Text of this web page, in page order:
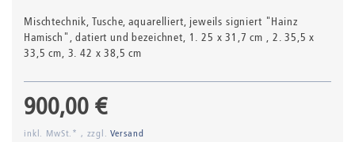
Mischtechnik, Tusche, aquarelliert, jeweils signiert "Hainz
Hamisch", datiert und bezeichnet, 1. 25 x 31,7 cm , 2. 35,5 x
33,5 cm, 3. 42 x 38,5 cm
900,00 €
inkl. MwSt.* , zzgl. Versand